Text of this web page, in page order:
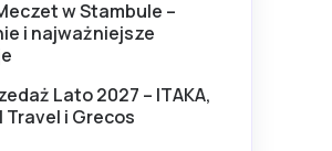
w Stambule –
i najważniejsze
Lato 2027 – ITAKA,
Travel i Grecos